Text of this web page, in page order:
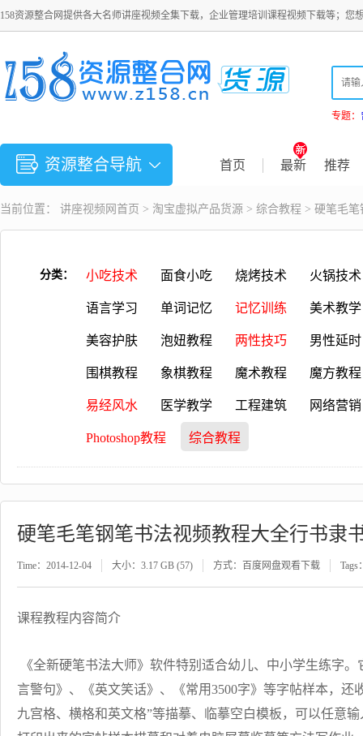
158资源整合网提供各大名师讲座视频全集下载，企业管理培训课程视频下载等；您
专题：
资源整合导航 首页 最新 推荐
当前位置： 讲座视频 网首页 > 淘宝虚拟产品货源 > 综合教程 > 硬笔毛
分类： 小吃技术 面食小吃 烧烤技术 火锅技术
语言学习 单词记忆 记忆训练 美术教学
美容护肤 泡妞教程 两性技巧 男性延时
围棋教程 象棋教程 魔术教程 魔方教程
易经风水 医学教学 工程建筑 网络营销
Photoshop教程 综合教程
硬笔毛笔钢笔书法视频教程大全行书隶
Time：2014-12-04 大小：3.17 GB (57) 方式：百度网盘观看下载 Tags
课程教程内容简介
《全新硬笔书法大师》软件特别适合幼儿、中小学生练字
言警句》、《英文笑话》、《常用3500字》等字帖样本，
九宫格、横格和英文格”等描摹、临摹空白模板，可以任意